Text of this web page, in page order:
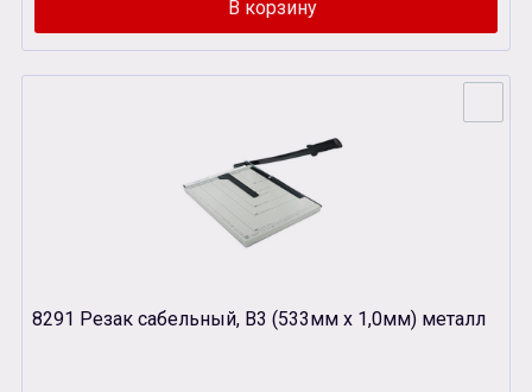
8291 Резак сабельный, В3 (533мм х 1,0мм) металл